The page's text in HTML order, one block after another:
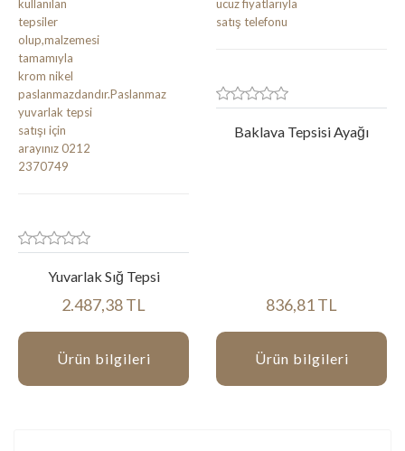
Yuvarlak Sığ Tepsi
2.487,38 TL
Ürün bilgileri
Baklava Tepsisi Ayağı
836,81 TL
Ürün bilgileri